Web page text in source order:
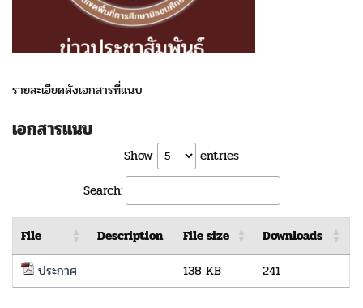
รายละเอียดดังเอกสารที่แนบ
เอกสารแนบ
Show
entries
Search:
File Description File size
Downloads
ประกาศ
138 KB 241